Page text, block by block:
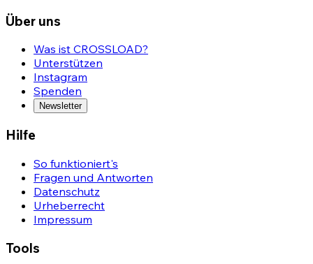
Über uns
Was ist CROSSLOAD?
Unterstützen
Instagram
Spenden
Newsletter
Hilfe
So funktioniert's
Fragen und Antworten
Datenschutz
Urheberrecht
Impressum
Tools